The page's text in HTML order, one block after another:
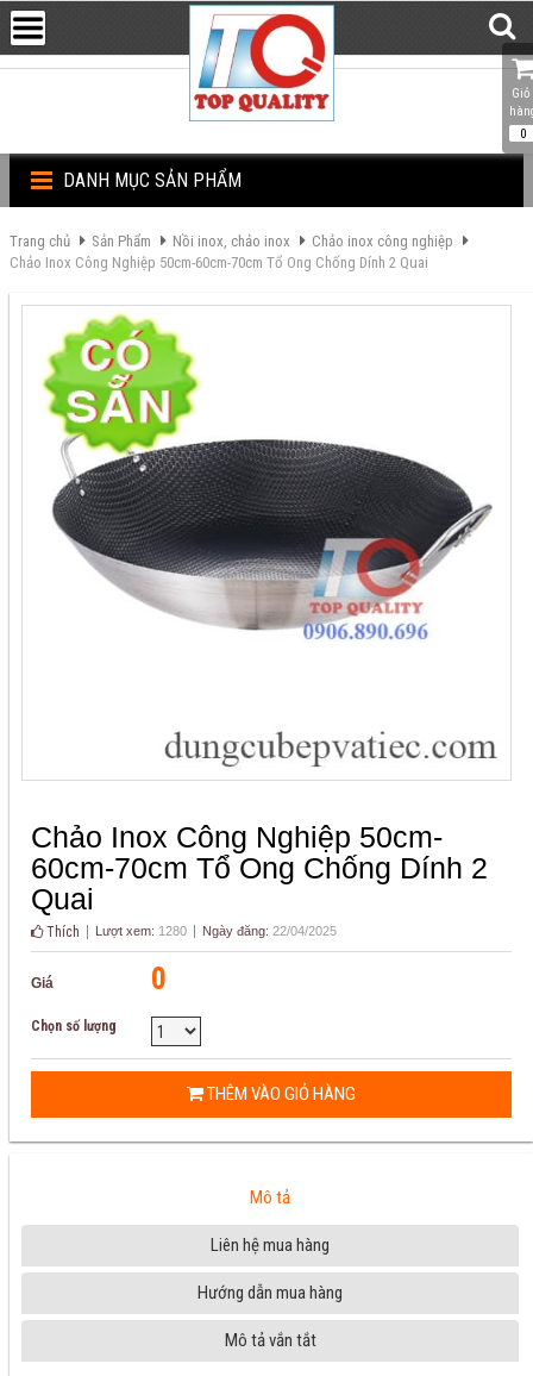
DANH MỤC SẢN PHẨM
Trang chủ Sản Phẩm Nồi inox, chảo inox
Chảo inox công nghiệp
Chảo Inox Công Nghiệp 50cm-60cm-70cm Tổ Ong Chống Dính 2 Quai
Chảo Inox Công Nghiệp 50cm-
60cm-70cm Tổ Ong Chống Dính 2
Quai
Thích Lượt xem: 1280 Ngày đăng: 22/04/2025
Giá 0
Chọn số lượng
THÊM VÀO GIỎ HÀNG
Mô tả
Liên hệ mua hàng
Hướng dẫn mua hàng
Mô tả vắn tắt
Giỏ
0